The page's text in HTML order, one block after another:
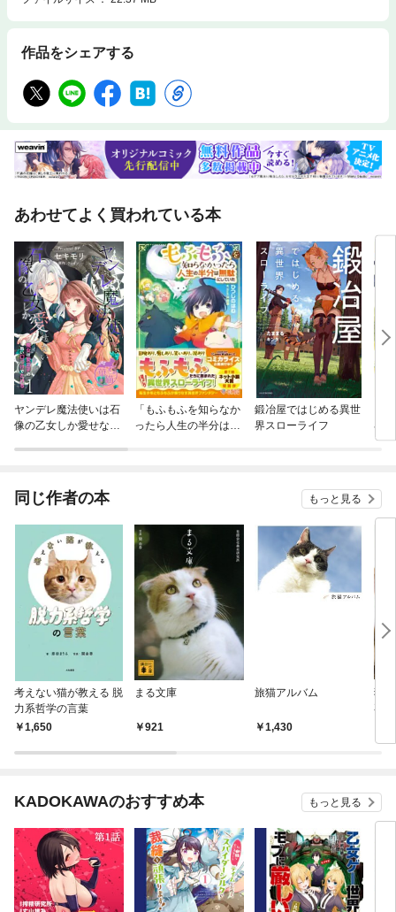
作品をシェアする
あわせてよく買われている本
ヤンデレ魔法使いは石
像の乙女しか愛せない
「もふもふを知らなか
ったら人生の半分は無
鍛冶屋ではじめる異世
界スローライフ
界
同じ作者の本 もっと見る
考えない猫が教える 脱
力系哲学の言葉
1,650
まる文庫
921
旅猫アルバム
1,430
猫
専
KADOKAWAのおすすめ本 もっと見る